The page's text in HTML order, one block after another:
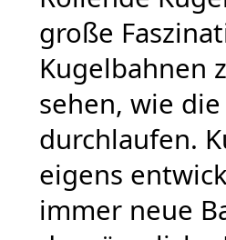
große
Kugelbahnen
sehen, wie
durchlaufen.
eigens
immer neue